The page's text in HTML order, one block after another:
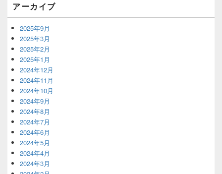
リ
ア
アーカイブ
2025年9月
2025年3月
2025年2月
2025年1月
2024年12月
2024年11月
2024年10月
2024年9月
2024年8月
2024年7月
2024年6月
2024年5月
2024年4月
2024年3月